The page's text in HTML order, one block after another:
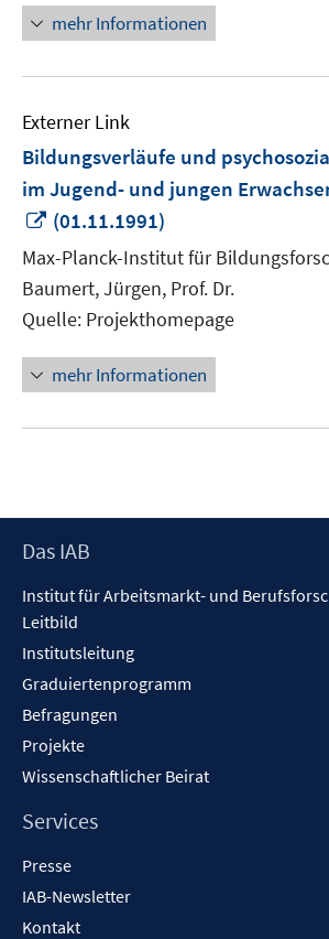
mehr Informationen
Externer Link
Bildungsverläufe und
im Jugend- und jungen
In
neuem
Fenster
öffnen
(01.11.1991)
Max-Planck-Institut für
Baumert, Jürgen, Prof. Dr.
Quelle: Projekthomepage
mehr Informationen
Footer
Das IAB
Institut für Arbeitsmarkt- und
Leitbild
Institutsleitung
Graduiertenprogramm
Befragungen
Projekte
Wissenschaftlicher Beirat
Services
Presse
IAB-Newsletter
Kontakt